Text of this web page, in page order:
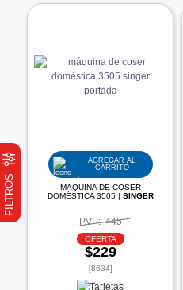
FILTROS
AGREGAR AL
CARRITO
MAQUINA DE COSER
DOMÉSTICA 3505 | SINGER
PVP: 445
OFERTA
$229
[8634]